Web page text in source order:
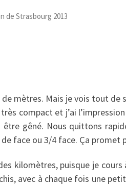
de Strasbourg 2013
mètres. Mais je vois tout de
compact et j’ai l’impression
gêné. Nous quittons
de face ou 3/4 face. Ça promet
kilomètres, puisque je cours
avec à chaque fois une